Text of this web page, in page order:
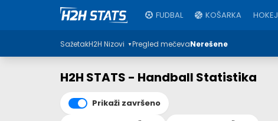
FUDBAL KOŠARKA HOKEJ
SažetakH2H Nizovi ▼Pregled mečevaNerešene
H2H STATS - Handball Statistika
Prikaži završeno